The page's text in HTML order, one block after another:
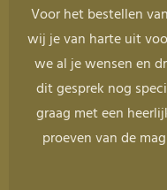
Voor het bestellen
wij je van harte uit
we al je wensen en
dit gesprek nog
graag met een
proeven van de